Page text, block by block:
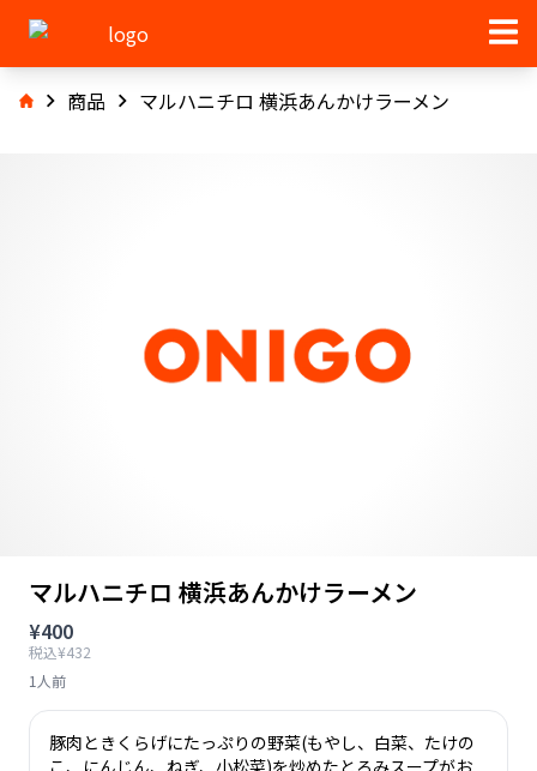
商品 マルハニチロ 横浜あんかけラーメン
マルハニチロ 横浜あんかけラーメン
¥400
税込¥432
1人前
豚肉ときくらげにたっぷりの野菜(もやし、白菜、たけの
こ、にんじん、ねぎ、小松菜)を炒めたとろみスープがお